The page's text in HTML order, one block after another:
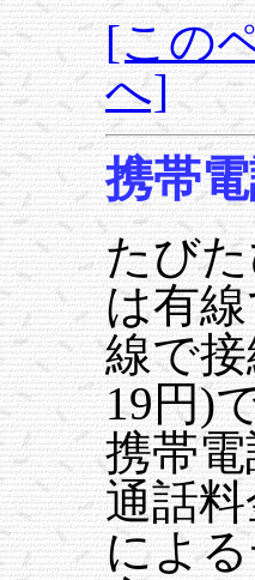
[この
へ]
携帯
たび
は有
線で
19円)
携帯
通話
によ